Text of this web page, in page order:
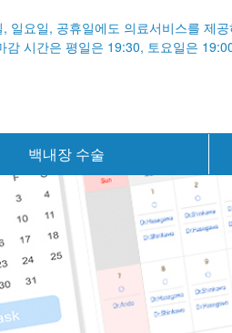
, 일요일, 공휴일에도 의료서비스를 제
감 시간은 평일은 19:30, 토요일은
백내장 수술